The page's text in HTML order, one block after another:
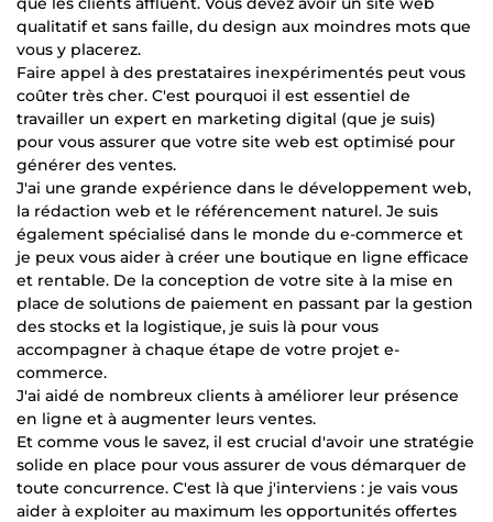
qualitatif et sans faille, du design aux moindres mots que
vous y placerez.
Faire appel à des prestataires inexpérimentés peut vous
coûter très cher. C'est pourquoi il est essentiel de
travailler un expert en marketing digital (que je suis)
pour vous assurer que votre site web est optimisé pour
générer des ventes.
J'ai une grande expérience dans le développement web,
la rédaction web et le référencement naturel. Je suis
également spécialisé dans le monde du e-commerce et
je peux vous aider à créer une boutique en ligne efficace
et rentable. De la conception de votre site à la mise en
place de solutions de paiement en passant par la gestion
des stocks et la logistique, je suis là pour vous
accompagner à chaque étape de votre projet e-
commerce.
J'ai aidé de nombreux clients à améliorer leur présence
en ligne et à augmenter leurs ventes.
Et comme vous le savez, il est crucial d'avoir une stratégie
solide en place pour vous assurer de vous démarquer de
toute concurrence. C'est là que j'interviens : je vais vous
aider à exploiter au maximum les opportunités offertes